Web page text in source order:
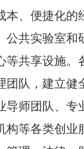
本、便捷化的
公共实验室和
等共享设施。
团队，建立健
导师团队、专
构等各类创业